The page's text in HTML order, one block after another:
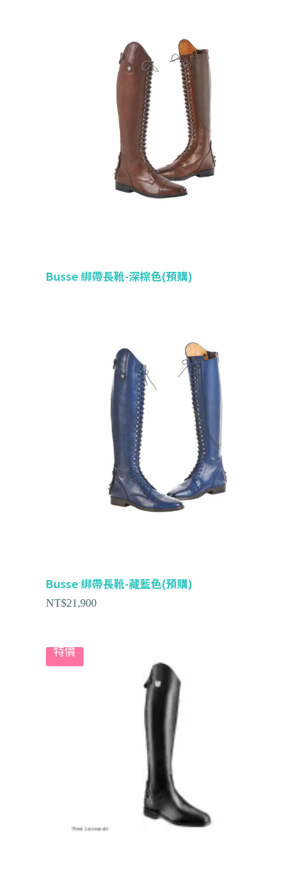
Busse 綁帶長靴-深棕色(預購)
Busse 綁帶長靴-藏藍色(預購)
NT$21,900
特價